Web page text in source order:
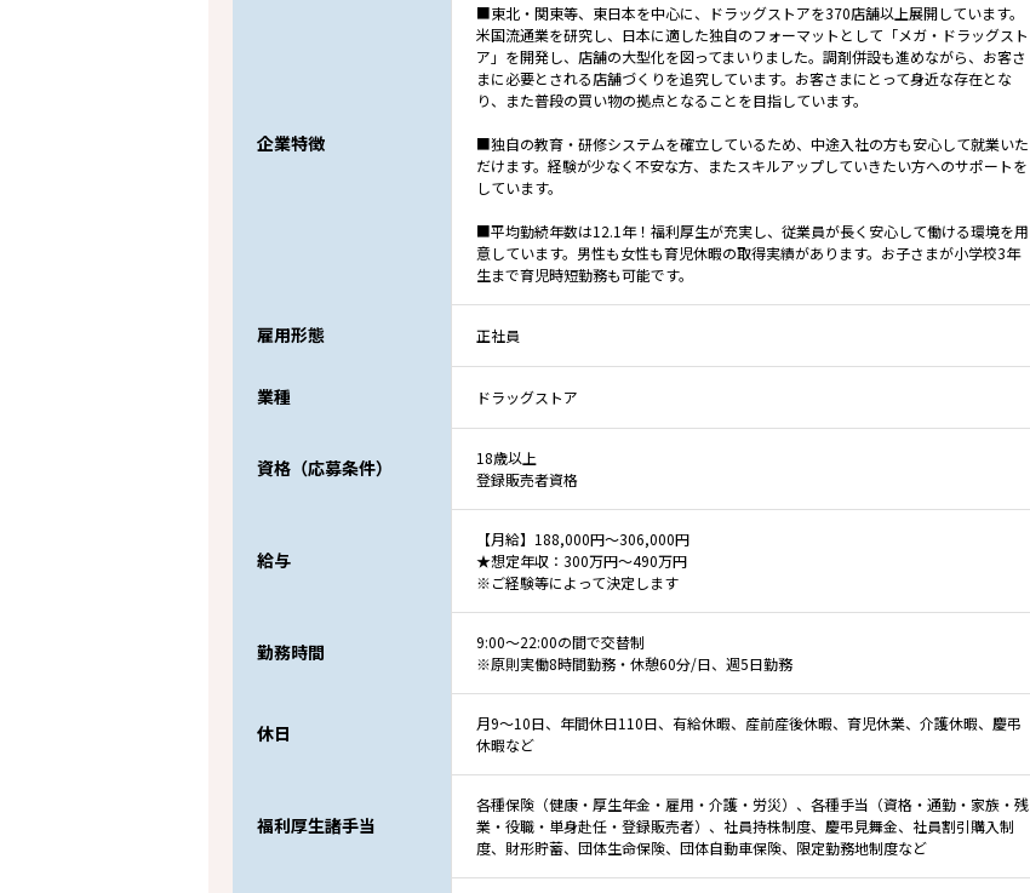
企業特徴
■東北・関東等、東日本を中心に、ドラッグストアを370店舗以上展開しています。
米国流通業を研究し、日本に適した独自のフォーマットとして「メガ・ドラッグスト
ア」を開発し、店舗の大型化を図ってまいりました。調剤併設も進めながら、お客さ
まに必要とされる店舗づくりを追究しています。お客さまにとって身近な存在とな
り、また普段の買い物の拠点となることを目指しています。
■独自の教育・研修システムを確立しているため、中途入社の方も安心して就業いた
だけます。経験が少なく不安な方、またスキルアップしていきたい方へのサポートを
しています。
■平均勤続年数は12.1年！福利厚生が充実し、従業員が長く安心して働ける環境を用
意しています。男性も女性も育児休暇の取得実績があります。お子さまが小学校3年
生まで育児時短勤務も可能です。
雇用形態 正社員
業種 ドラッグストア
資格（応募条件）
18歳以上
登録販売者資格
給与
【月給】188,000円～306,000円
★想定年収：300万円～490万円
※ご経験等によって決定します
勤務時間
9:00～22:00の間で交替制
※原則実働8時間勤務・休憩60分/日、週5日勤務
休日
月9～10日、年間休日110日、有給休暇、産前産後休暇、育児休業、介護休暇、慶弔
休暇など
福利厚生諸手当
各種保険（健康・厚生年金・雇用・介護・労災）、各種手当（資格・通勤・家族・残
業・役職・単身赴任・登録販売者）、社員持株制度、慶弔見舞金、社員割引購入制
度、財形貯蓄、団体生命保険、団体自動車保険、限定勤務地制度など